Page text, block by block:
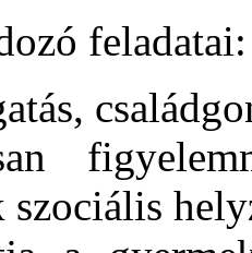
feladatai:
szociális